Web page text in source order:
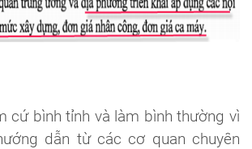
cứ bình tỉnh và làm bình thường vì
dẫn từ các cơ quan chuyên